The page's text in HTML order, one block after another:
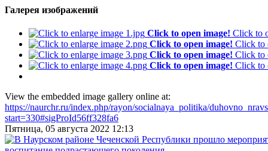
Галерея изображений
Click to open image! Click to
Click to open image! Click to
Click to open image! Click to
Click to open image! Click to
View the embedded image gallery online at:
https://naurchr.ru/index.php/rayon/socialnaya_politika/
start=330#sigProId56ff328fa6
Пятница, 05 августа 2022 12:13